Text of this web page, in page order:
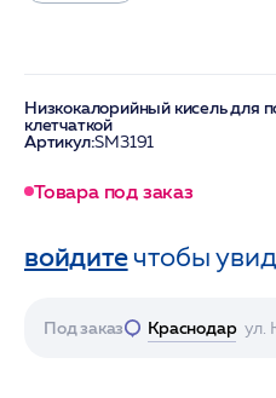
Низкокалорийный кисель для
клетчаткой
Артикул:SM3191
Товара под заказ
войдитечтобы
Под заказ Краснодар ул.